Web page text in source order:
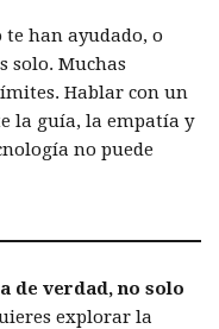
te han ayudado, o
solo. Muchas
Hablar con un
la guía, la empatía y
no puede
de verdad, no solo
explorar la